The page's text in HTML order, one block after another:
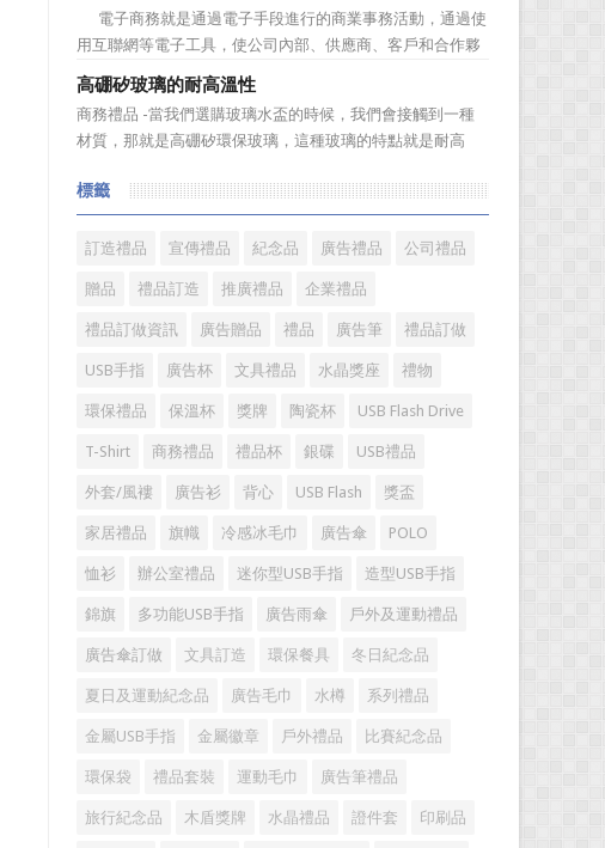
企及的。難怪有人曾說：再省也不能省禮物，再窮也不能窮
送禮。但是，禮品選擇...
電子商務就是通過電子手段進行的商業事務活動，通過使
用互聯網等電子工具，使公司內部、供應商、客戶和合作夥
伴之間，利用電子業務共享信息，實現企業間業務流程的電
子化，配合企業內部的電子化生產管理系統，提高企業的生
產、庫存、流通和資金等各個環節的效率。它具有結構性、
動態性、社...
高硼矽玻璃的耐高溫性
商務禮品 -當我們選購玻璃水盃的時候，我們會接觸到一種
材質，那就是高硼矽環保玻璃，這種玻璃的特點就是耐高
紅的小編給大家總結如下。 耐熱玻璃【Heat-resistant
glass】是指含有耐熱性強的硼酸﹑矽酸成分,能夠...
標籤
訂造禮品 宣傳禮品 紀念品 廣告禮品 公司禮品
贈品 禮品訂造 推廣禮品 企業禮品
禮品訂做資訊 廣告贈品 禮品 廣告筆 禮品訂做
USB手指 廣告杯 文具禮品 水晶獎座 禮物
環保禮品 保溫杯 獎牌 陶瓷杯 USB Flash Drive
T-Shirt 商務禮品 禮品杯 銀碟 USB禮品
外套/風褸 廣告衫 背心 USB Flash 獎盃
家居禮品 旗幟 冷感冰毛巾 廣告傘 POLO
恤衫 辦公室禮品 迷你型USB手指 造型USB手指
錦旗 多功能USB手指 廣告雨傘 戶外及運動禮品
廣告傘訂做 文具訂造 環保餐具 冬日紀念品
夏日及運動紀念品 廣告毛巾 水樽 系列禮品
金屬USB手指 金屬徽章 戶外禮品 比賽紀念品
環保袋 禮品套裝 運動毛巾 廣告筆禮品
旅行紀念品 木盾獎牌 水晶禮品 證件套 印刷品